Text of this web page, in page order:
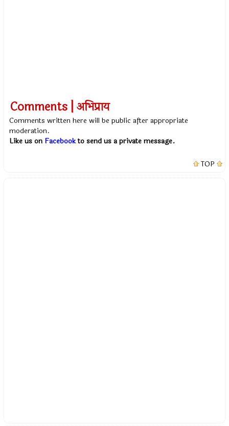
Comments | अभिप्राय
Comments written here will be public after appropriate
moderation.
Like us on Facebookto send us a private message.
TOP